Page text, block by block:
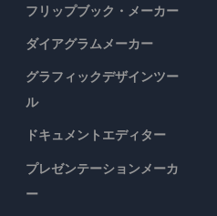
フリップブック・メーカー
ダイアグラムメーカー
グラフィックデザインツー
ル
ドキュメントエディター
プレゼンテーションメーカ
ー